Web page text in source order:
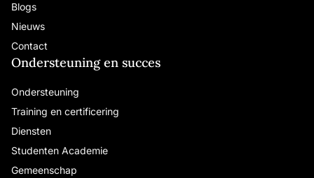
Blogs
Nieuws
Contact
Ondersteuning en succes
Ondersteuning
Training en certificering
Diensten
Studenten Academie
Gemeenschap